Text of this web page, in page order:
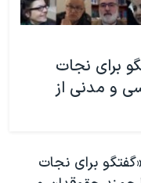
برای نجات
و مدنی از
برای نجات